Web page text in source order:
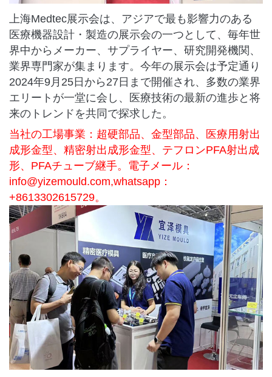
上海Medtec展示会は、アジアで最も影響力のある
医療機器設計・製造の展示会の一つとして、毎年世
界中からメーカー、サプライヤー、研究開発機関、
業界専門家が集まります。今年の展示会は予定通り
2024年9月25日から27日まで開催され、多数の業界
エリートが一堂に会し、医療技術の最新の進歩と将
来のトレンドを共同で探求した。
当社の工場事業：超硬部品、金型部品、医療用射出
成形金型、精密射出成形金型、テフロンPFA射出成
形、PFAチューブ継手。電子メール：
info@yizemould.com,whatsapp：
+8613302615729。